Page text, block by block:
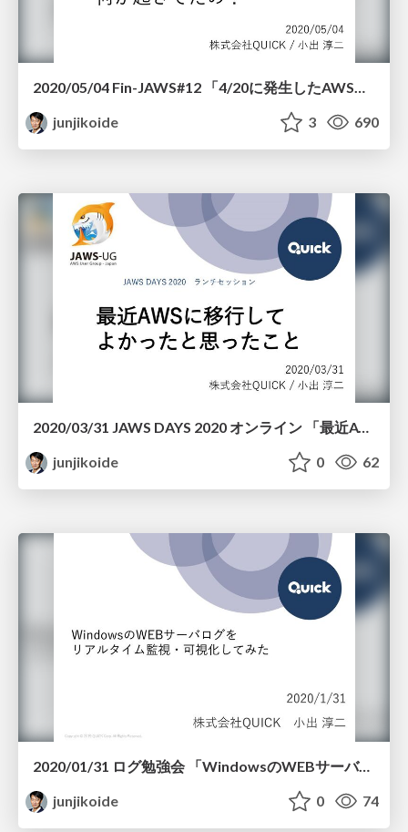
2020/05/04 Fin-JAWS#12 「4/20に発生したAWS障害、何が起きてたの？」
junjikoide
3 690
2020/03/31 JAWS DAYS 2020 オンライン 「最近AWSに移行してよかったと思ったこと」
junjikoide
0 62
2020/01/31 ログ勉強会 「WindowsのWEBサーバログをリアルタイム監視・可視化してみた」
junjikoide
0 74